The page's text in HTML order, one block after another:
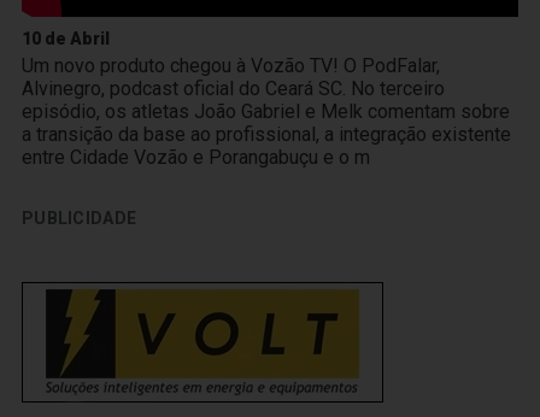
10 de Abril
Um novo produto chegou à Vozão TV! O PodFalar,
Alvinegro, podcast oficial do Ceará SC. No terceiro
episódio, os atletas João Gabriel e Melk comentam sobre
a transição da base ao profissional, a integração existente
entre Cidade Vozão e Porangabuçu e o m
PUBLICIDADE